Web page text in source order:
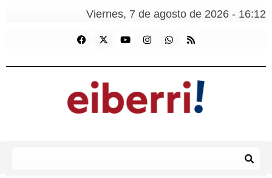
Viernes, 7 de agosto de 2026 - 16:12